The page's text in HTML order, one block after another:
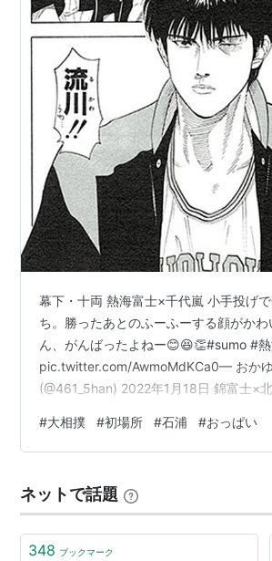
幕下・十両 熱海富士×千代嵐 小手投げ
ち。勝ったあとのふーふーする顔がかわ
ん、がんばったよねー😊😆👏#sumo #
pic.twitter.com/AwmoMdKCa0— おかゆ
(@461_5han) 2022年1月18日 錦富士×
×美ノ海 寄り切りで琴裕将の勝ち。オセ
星だったけどやっと連勝。 平戸海×翠
で白鷹山の勝ち 大奄美×東白龍 押し出
ち。この子の気の強さすごい。優勝し
#大相撲 #初場所 #石浦 #おっぱい
ネットで話題
348 ブックマーク